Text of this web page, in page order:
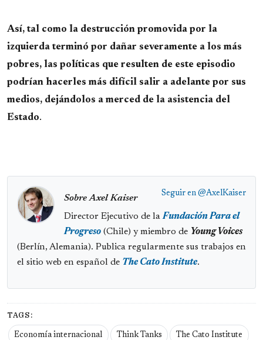
Así, tal como la destrucción promovida por la
izquierda terminó por dañar severamente a los más
pobres, las políticas que resulten de este episodio
podrían hacerles más difícil salir a adelante por sus
medios, dejándolos a merced de la asistencia del
Estado.
Seguir en @AxelKaiser
Sobre Axel Kaiser
Director Ejecutivo de laFundación Para el
Progreso (Chile) y miembro de Young Voices
(Berlín, Alemania). Publica regularmente sus trabajos en
el sitio web en español de The Cato Institute.
TAGS:
Economía internacional Think Tanks The Cato Institute